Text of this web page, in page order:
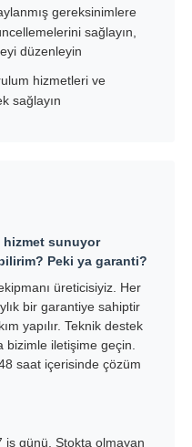
gereksinimlere
sağlayın,
düzenleyin
hizmetleri ve
sağlayın
hizmet sunuyor
Peki ya garanti?
üreticisiyiz. Her
bir garantiye sahiptir
yapılır. Teknik destek
iletişime geçin.
saat içerisinde çözüm
iş günü. Stokta olmayan